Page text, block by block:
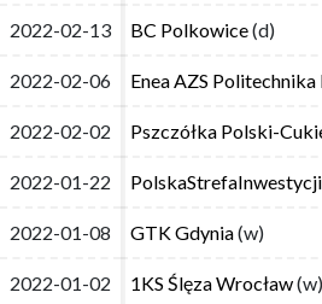
2022-02-13 BC Polkowice(d)
2022-02-06 Enea AZS Politechnika
2022-02-02 Pszczółka Polski-
2022-01-22
2022-01-08 GTK Gdynia(w)
2022-01-02 1KS Ślęza Wrocław(w)
2022-02-13 BC Polkowice(d)
2022-02-06 Enea AZS Politechnika
2022-02-02 Pszczółka Polski-
2022-01-22
2022-01-08 GTK Gdynia(w)
2022-01-02 1KS Ślęza Wrocław(w)